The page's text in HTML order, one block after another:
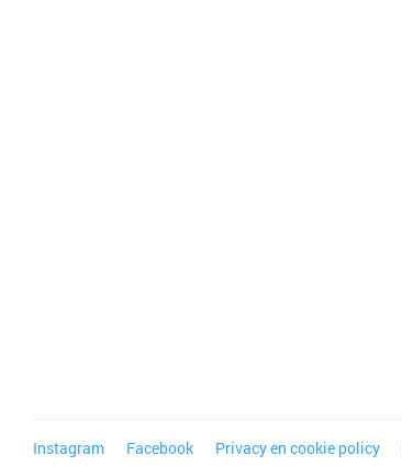
Instagram Facebook Privacy en cookie policy